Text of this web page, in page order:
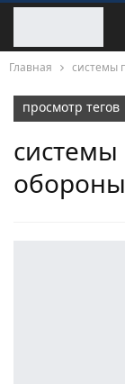
Главная системы
просмотр тегов
системы
обороны